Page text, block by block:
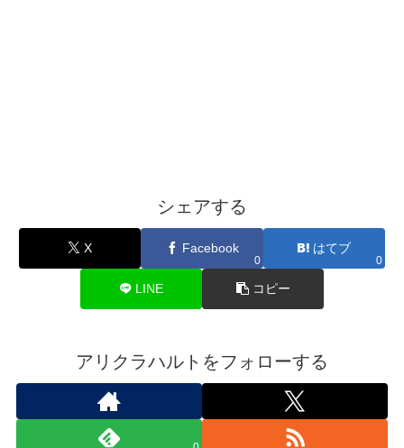
シェアする
X Facebook
0
はてブ
0
LINE コピー
アリクラハルトをフォローする